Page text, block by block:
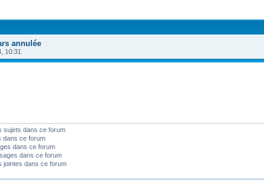
annulée
10:31
sujets dans ce forum
dans ce forum
dans ce forum
dans ce forum
jointes dans ce forum